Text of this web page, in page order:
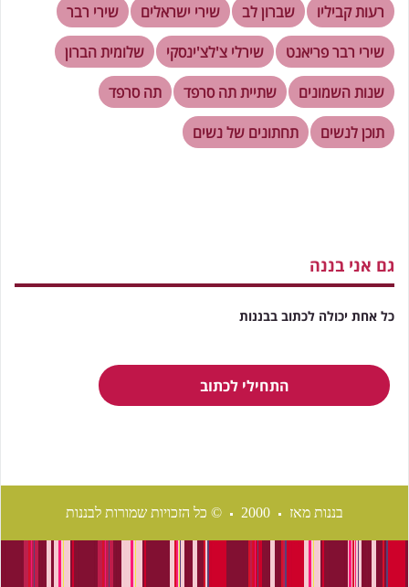
רעות קביליו
שברון לב שירי ישראלים
שירי רבר
שירי רבר פריאנט
שירלי צ'לצ'ינסקי
שלומית הברון
שנות השמונים
שתיית תה סרפד
תה סרפד
תוכן לנשים
תחתונים של נשים
גם אני בננה
כל אחת יכולה לכתוב בבננות
התחילי לכתוב
בננות מאז © כל הזכויות שמורות לבננות